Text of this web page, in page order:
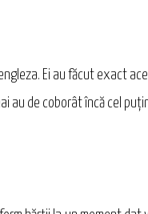
Ei au făcut exact
au de coborât încă cel